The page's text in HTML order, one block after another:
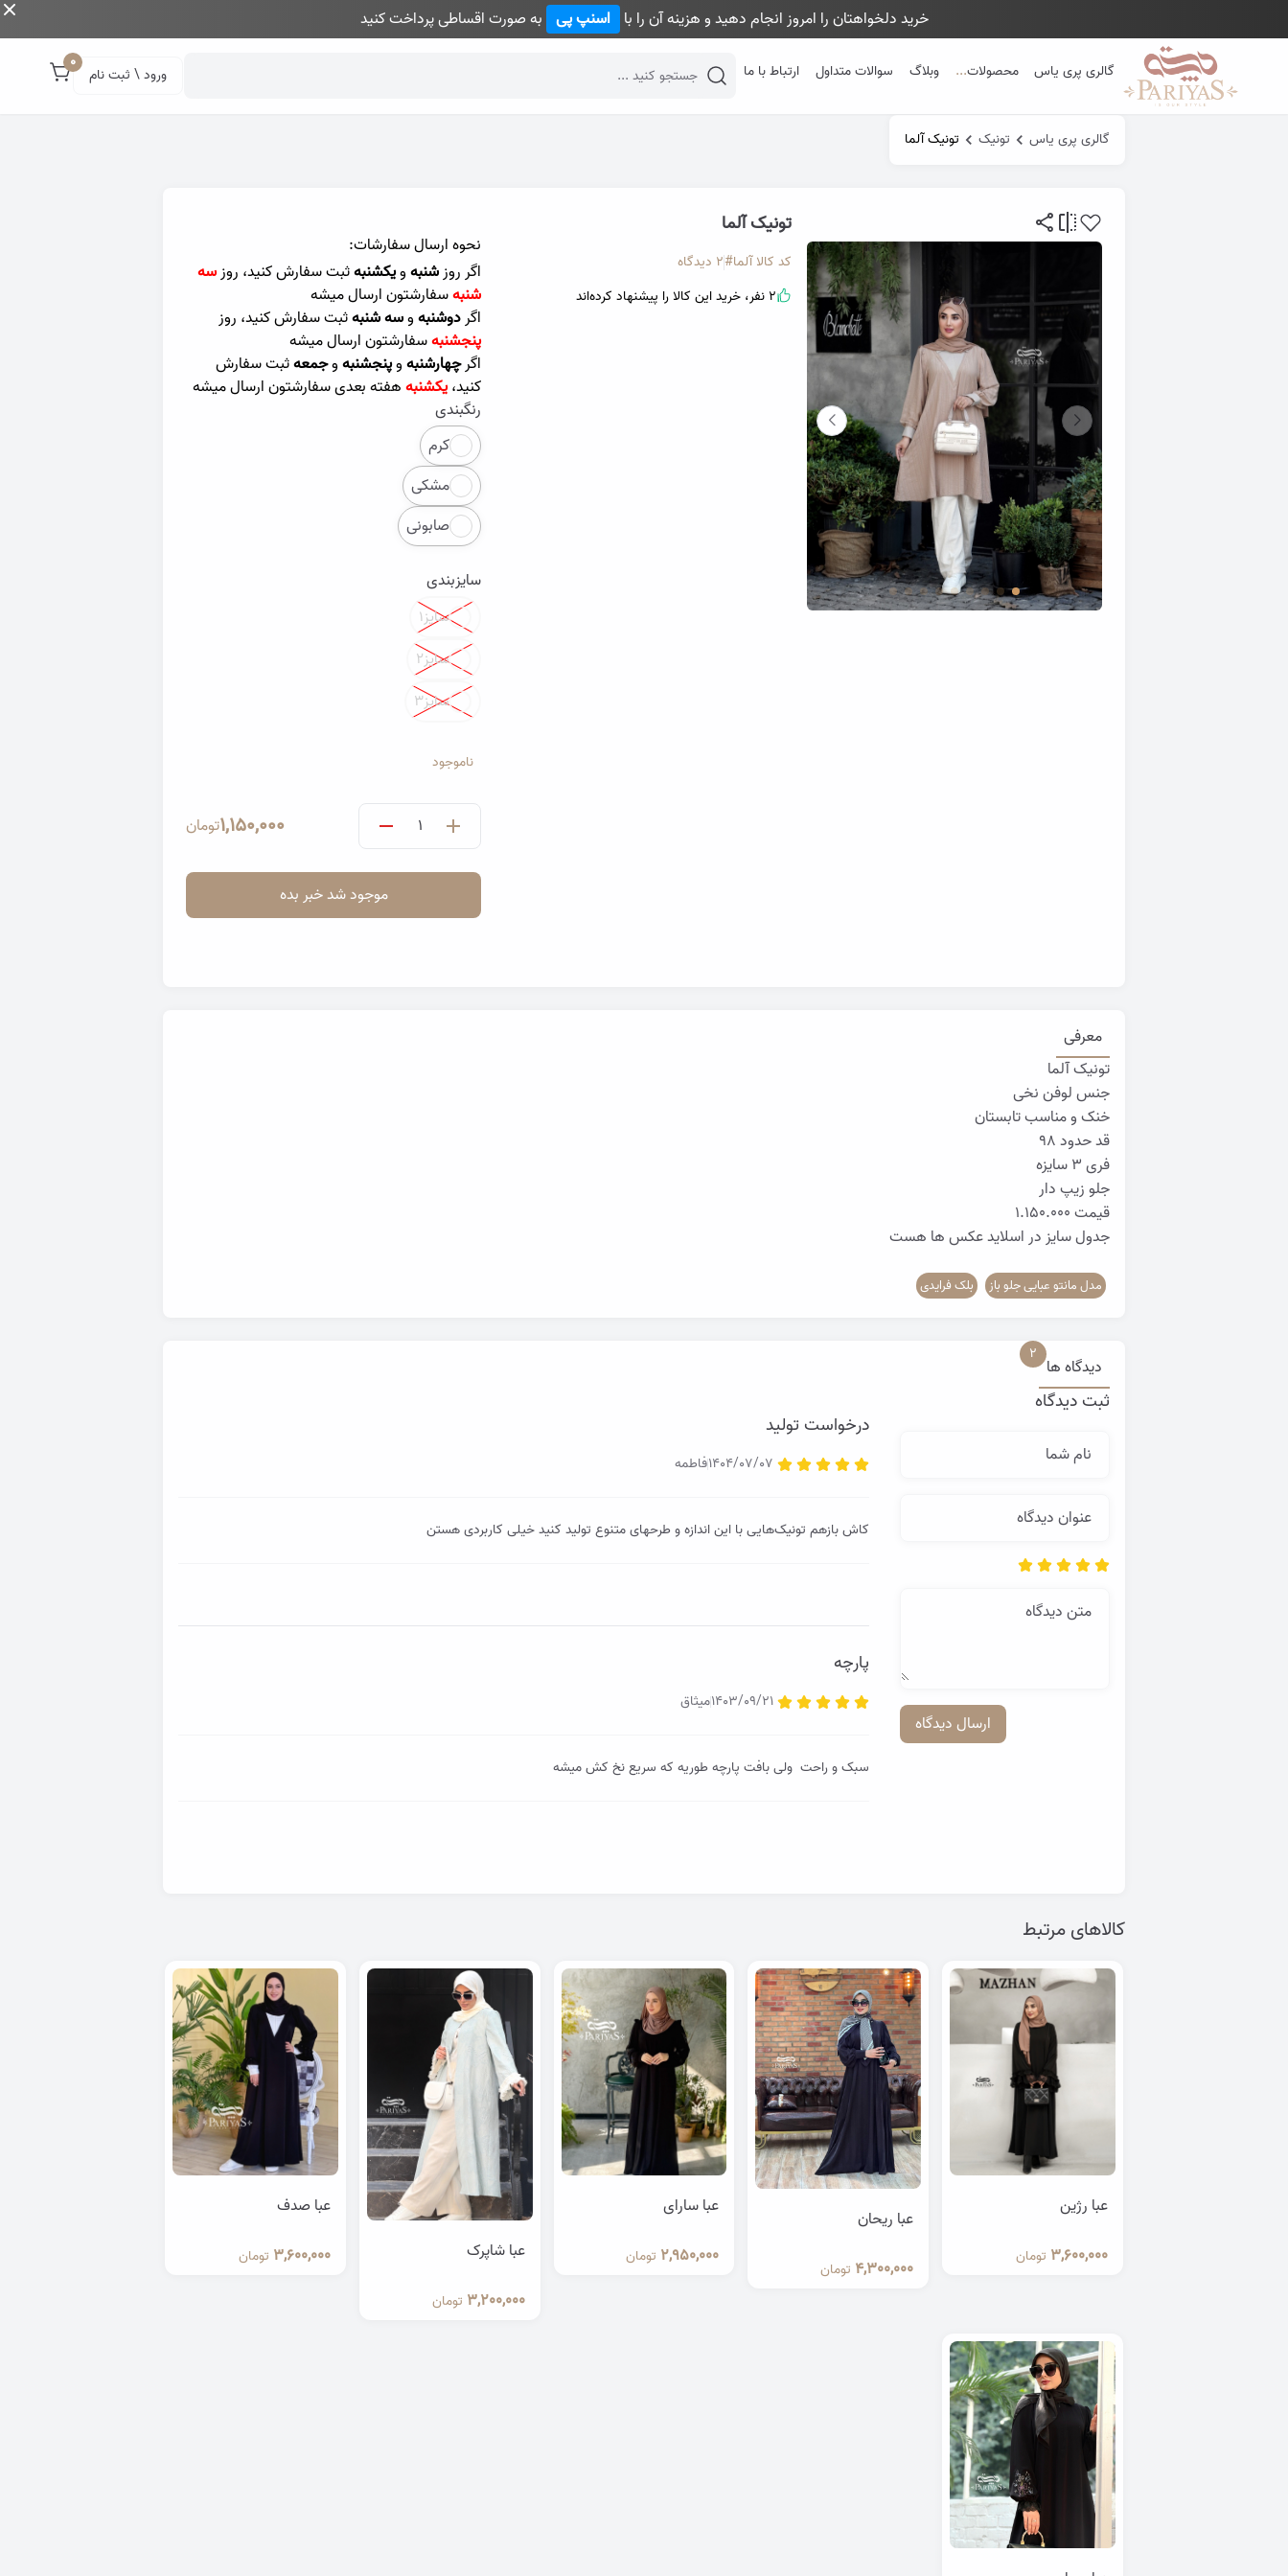
خرید دلخواهتان را امروز انجام دهید و هزینه آن را با اسنپ پی به صورت اقساطی پرداخت کنید
گالری پری یاس محصولات... وبلاگ سوالات متداول ارتباط با ما
desktop header search ورود \ ثبت نام
0
گالری پری یاس تونیک تونیک آلما
تصویر تونیک آلما | گالری پری یاس
تونیک آلما
کد کالاآلما#2 دیدگاه
2 نفر، خرید این کالا را پیشنهاد کرده‌اند
نحوه ارسال سفارشات:
اگر روزشنبهویکشنبهثبت سفارش کنید، روزسه
شنبهسفارشتون ارسال میشه
اگردوشنبهوسه شنبهثبت سفارش کنید، روز
پنجشنبهسفارشتون ارسال میشه
اگرچهارشنبهوپنجشنبهوجمعهثبت سفارش
کنید،یکشنبههفته بعدی سفارشتون ارسال میشه
رنگبندی
Colorکرم
مشکی
صابونی
سایزبندی
Colorسایز۱
سایز۲
سایز۳
ناموجود
1,150,000تومان
موجود شد خبر بده
معرفی
تونیک آلما
جنس لوفن نخی
خنک و مناسب تابستان
قد حدود ۹۸
فری ۳ سایزه
جلو زیپ دار
قیمت ۱.۱۵۰.۰۰۰
جدول سایز در اسلاید عکس ها هست
مدل مانتو عبایی جلو باز بلک فرایدی
دیدگاه ها
2
ثبت دیدگاه
نام شما
عنوان دیدگاه
متن دیدگاه
ارسال دیدگاه
درخواست تولید
1404/07/07فاطمه
کاش بازهم تونیک‌هایی با این اندازه و طرحهای متنوع تولید کنید خیلی کاربردی هستن
پارچه
1403/09/21میثاق
سبک و راحت ولی بافت پارچه طوریه که سریع نخ کش میشه
کالاهای مرتبط
عبا رژین
3,600,000 تومان
عبا ریحان
4,300,000 تومان
عبا سارای
2,950,000 تومان
عبا شاپرک
3,200,000 تومان
عبا صدف
3,600,000 تومان